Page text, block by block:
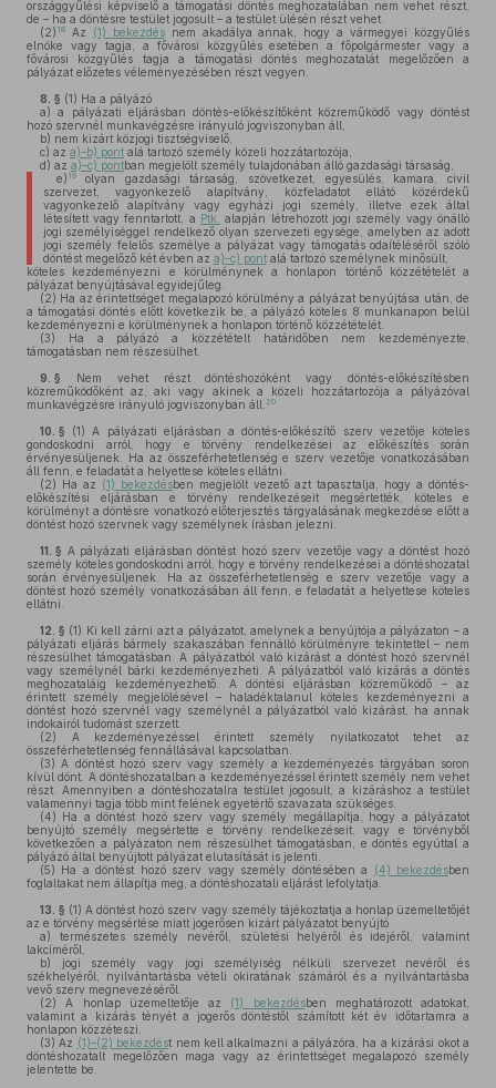
országgyűlési képviselő a támogatási döntés meghozatalában nem vehet részt,
de – ha a döntésre testület jogosult – a testület ülésén részt vehet.
(2) 18 Az (1) bekezdésnem akadálya annak, hogy a vármegyei közgyűlés
elnöke vagy tagja, a fővárosi közgyűlés esetében a főpolgármester vagy a
fővárosi közgyűlés tagja a támogatási döntés meghozatalát megelőzően a
pályázat előzetes véleményezésében részt vegyen.
8. § (1) Ha a pályázó
a) a pályázati eljárásban döntés-előkészítőként közreműködő vagy döntést
hozó szervnél munkavégzésre irányuló jogviszonyban áll,
b) nem kizárt közjogi tisztségviselő,
c) az a)–b) pont alá tartozó személy közeli hozzátartozója,
d) az a)–c) pontban megjelölt személy tulajdonában álló gazdasági társaság,
e) 19olyan gazdasági társaság, szövetkezet, egyesülés, kamara, civil
szervezet, vagyonkezelő alapítvány, közfeladatot ellátó közérdekű
vagyonkezelő alapítvány vagy egyházi jogi személy, illetve ezek által
létesített vagy fenntartott, a Ptk.
alapján létrehozott jogi személy vagy önálló
jogi személyiséggel rendelkező olyan szervezeti egysége, amelyben az adott
jogi személy felelős személye a pályázat vagy támogatás odaítéléséről szóló
döntést megelőző két évben az a)–c) pontalá tartozó személynek minősült,
köteles kezdeményezni e körülménynek a honlapon történő közzétételét a
pályázat benyújtásával egyidejűleg.
(2) Ha az érintettséget megalapozó körülmény a pályázat benyújtása után, de
a támogatási döntés előtt következik be, a pályázó köteles 8 munkanapon belül
kezdeményezni e körülménynek a honlapon történő közzétételét.
(3) Ha a pályázó a közzétételt határidőben nem kezdeményezte,
támogatásban nem részesülhet.
9. § Nem vehet részt döntéshozóként vagy döntés-előkészítésben
közreműködőként az, aki vagy akinek a közeli hozzátartozója a pályázóval
munkavégzésre irányuló jogviszonyban áll. 20
10. § (1) A pályázati eljárásban a döntés-előkészítő szerv vezetője köteles
gondoskodni arról, hogy e törvény rendelkezései az előkészítés során
érvényesüljenek. Ha az összeférhetetlenség e szerv vezetője vonatkozásában
áll fenn, e feladatát a helyettese köteles ellátni.
(2) Ha az (1) bekezdésben megjelölt vezető azt tapasztalja, hogy a döntés-
előkészítési eljárásban e törvény rendelkezéseit megsértették, köteles e
körülményt a döntésre vonatkozó előterjesztés tárgyalásának megkezdése előtt a
döntést hozó szervnek vagy személynek írásban jelezni.
11. § A pályázati eljárásban döntést hozó szerv vezetője vagy a döntést hozó
személy köteles gondoskodni arról, hogy e törvény rendelkezései a döntéshozatal
során érvényesüljenek. Ha az összeférhetetlenség e szerv vezetője vagy a
döntést hozó személy vonatkozásában áll fenn, e feladatát a helyettese köteles
ellátni.
12. § (1) Ki kell zárni azt a pályázatot, amelynek a benyújtója a pályázaton – a
pályázati eljárás bármely szakaszában fennálló körülményre tekintettel – nem
részesülhet támogatásban. A pályázatból való kizárást a döntést hozó szervnél
vagy személynél bárki kezdeményezheti. A pályázatból való kizárás a döntés
meghozataláig kezdeményezhető. A döntési eljárásban közreműködő – az
érintett személy megjelölésével – haladéktalanul köteles kezdeményezni a
döntést hozó szervnél vagy személynél a pályázatból való kizárást, ha annak
indokairól tudomást szerzett.
(2) A kezdeményezéssel érintett személy nyilatkozatot tehet az
összeférhetetlenség fennállásával kapcsolatban.
(3) A döntést hozó szerv vagy személy a kezdeményezés tárgyában soron
kívül dönt. A döntéshozatalban a kezdeményezéssel érintett személy nem vehet
részt. Amennyiben a döntéshozatalra testület jogosult, a kizáráshoz a testület
valamennyi tagja több mint felének egyetértő szavazata szükséges.
(4) Ha a döntést hozó szerv vagy személy megállapítja, hogy a pályázatot
benyújtó személy megsértette e törvény rendelkezéseit, vagy e törvényből
következően a pályázaton nem részesülhet támogatásban, e döntés egyúttal a
pályázó által benyújtott pályázat elutasítását is jelenti.
(5) Ha a döntést hozó szerv vagy személy döntésében a (4) bekezdésben
foglaltakat nem állapítja meg, a döntéshozatali eljárást lefolytatja.
13. § (1) A döntést hozó szerv vagy személy tájékoztatja a honlap üzemeltetőjét
az e törvény megsértése miatt jogerősen kizárt pályázatot benyújtó
a) természetes személy nevéről, születési helyéről és idejéről, valamint
lakcíméről,
b) jogi személy vagy jogi személyiség nélküli szervezet nevéről és
székhelyéről, nyilvántartásba vételi okiratának számáról és a nyilvántartásba
vevő szerv megnevezéséről.
(2) A honlap üzemeltetője az (1) bekezdésben meghatározott adatokat,
valamint a kizárás tényét a jogerős döntéstől számított két év időtartamra a
honlapon közzéteszi.
(3) Az (1)–(2) bekezdést nem kell alkalmazni a pályázóra, ha a kizárási okot a
döntéshozatalt megelőzően maga vagy az érintettséget megalapozó személy
jelentette be.